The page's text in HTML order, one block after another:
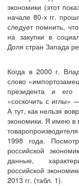
экономики (этот
начале 80-х гг.
следует помнить,
на закупки в
Доля стран Запада
Когда в 2000 г.
слово
президента и его
«соскочить с
А тут, как нельзя
экономики. Я имею в
1998 года.
российской
данные,
российской
2013 гг. (табл. 1).